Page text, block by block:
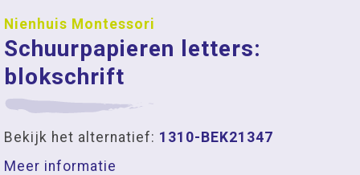
Nienhuis Montessori
Schuurpapieren letters:
blokschrift
Bekijk het alternatief: 1310-BEK21347
Meer informatie